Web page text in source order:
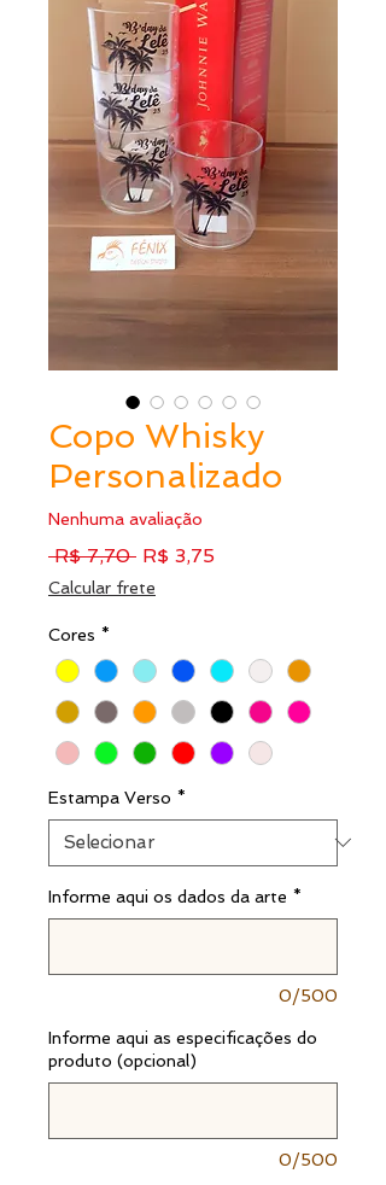
Copo Whisky
Personalizado
Nenhuma avaliação
R$ 7,70 Preço
R$ 3,75Preço
Calcular frete
Cores *
Estampa Verso *
Informe aqui os dados da arte *
0/500
Informe aqui as especificações do
produto (opcional)
0/500